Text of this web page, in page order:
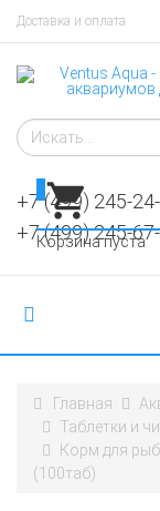
Доставка и оплата
+7 (499) 245-
+7 (499) 245-
Корзина пуста
Главная
Таблетки и
Корм для рыб
(100таб)